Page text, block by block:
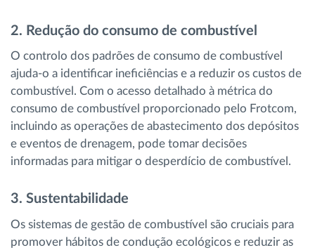
2. Redução do consumo de combustível
O controlo dos padrões de consumo de combustível
ajuda-o a identificar ineficiências e a reduzir os custos de
combustível. Com o acesso detalhado à métrica do
consumo de combustível proporcionado pelo Frotcom,
incluindo as operações de abastecimento dos depósitos
e eventos de drenagem, pode tomar decisões
informadas para mitigar o desperdício de combustível.
3. Sustentabilidade
Os sistemas de gestão de combustível são cruciais para
promover hábitos de condução ecológicos e reduzir as